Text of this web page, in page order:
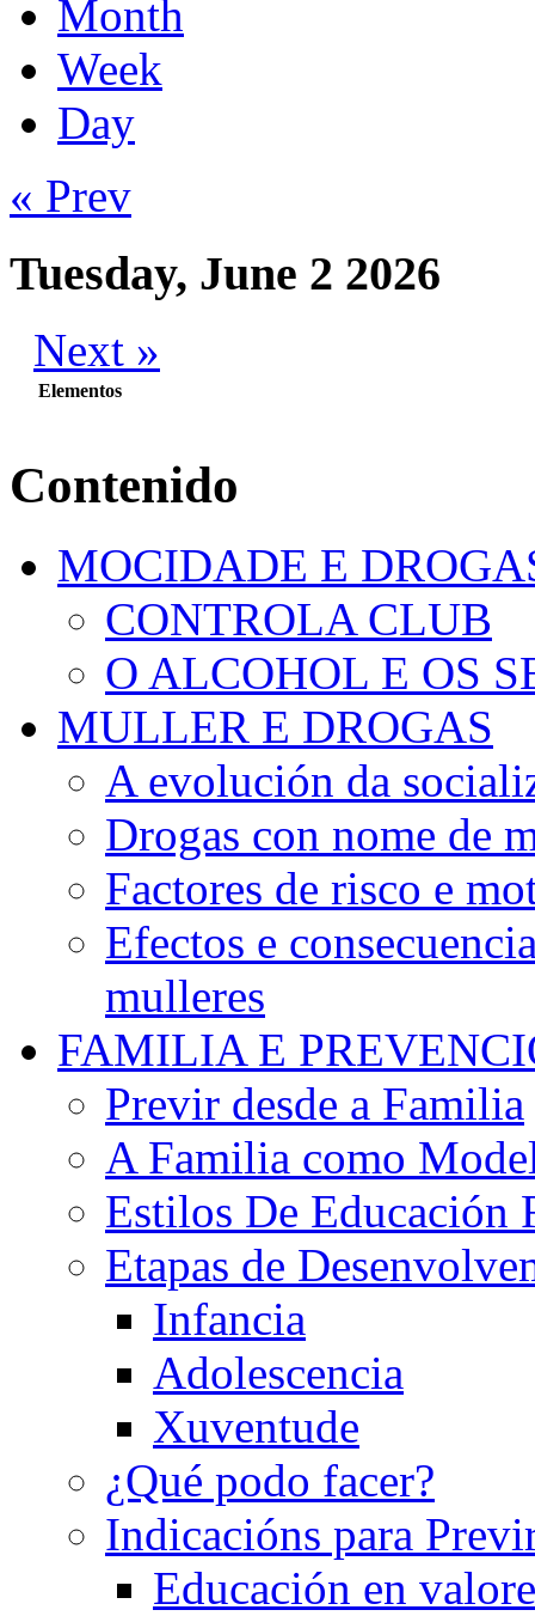
Month
Week
Day
« Prev
Tuesday, June 2 2026
Next »
Elementos
Contenido
MOCIDADE E
CONTROLA CLUB
O ALCOHOL E OS
MULLER E DROGAS
A evolución da
Drogas con nome de
Factores de risco e
Efectos e
mulleres
FAMILIA E
Previr desde a Familia
A Familia como
Estilos De Educación
Etapas de
Infancia
Adolescencia
Xuventude
¿Qué podo facer?
Indicacións para
Educación en